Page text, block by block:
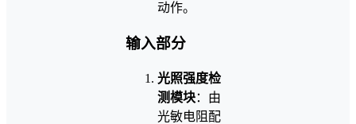
动作。
输入部分
光照强度检
测模块：由
光敏电阻配